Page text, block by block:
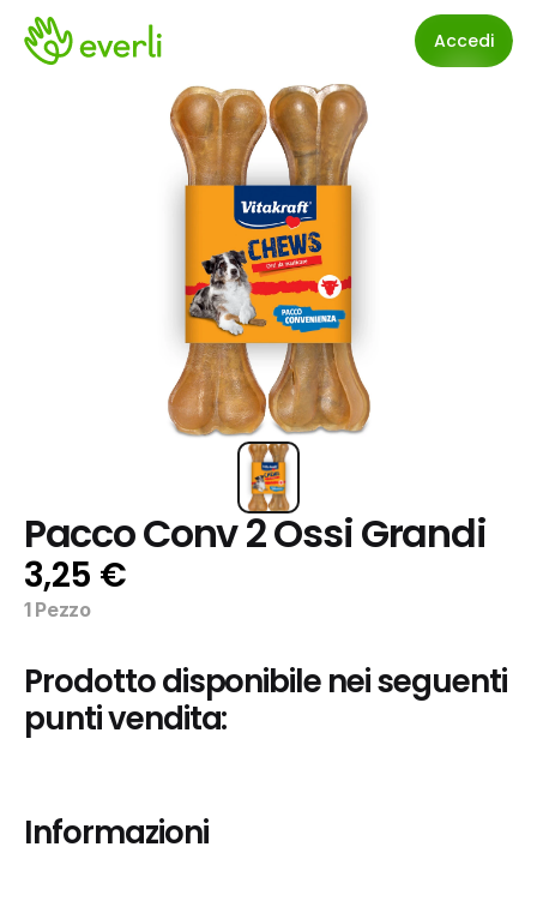
Accedi
Pacco Conv 2 Ossi Grandi
3,25 €
1 Pezzo
Prodotto disponibile nei seguenti
punti vendita:
Informazioni